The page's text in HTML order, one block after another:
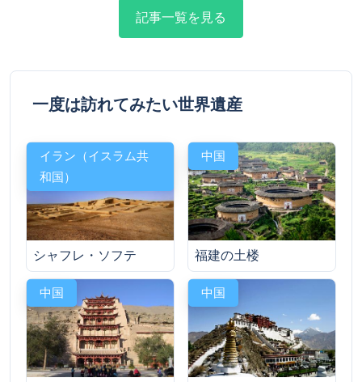
記事一覧を見る
一度は訪れてみたい世界遺産
イラン（イスラム共
和国）
シャフレ・ソフテ
中国
福建の土楼
中国 中国